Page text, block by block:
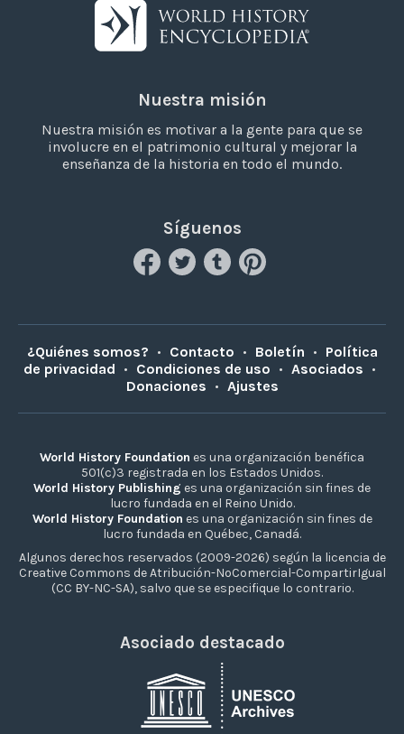
Nuestra misión
Nuestra misión es motivar a la gente para que se
involucre en el patrimonio cultural y mejorar la
enseñanza de la historia en todo el mundo.
Síguenos
¿Quiénes somos? • Contacto • Boletín • Política
de privacidad • Condiciones de uso • Asociados •
Donaciones • Ajustes
World History Foundation es una organización benéfica
501(c)3 registrada en los Estados Unidos.
World History Publishing es una organización sin fines de
lucro fundada en el Reino Unido.
World History Foundation es una organización sin fines de
lucro fundada en Québec, Canadá.
Algunos derechos reservados (2009-2026) según la licencia de
Creative Commons de Atribución-NoComercial-CompartirIgual
(CC BY-NC-SA), salvo que se especifique lo contrario.
Asociado destacado